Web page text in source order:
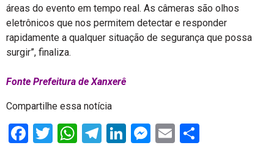
áreas do evento em tempo real. As câmeras são olhos
eletrônicos que nos permitem detectar e responder
rapidamente a qualquer situação de segurança que possa
surgir”, finaliza.
Fonte Prefeitura de Xanxerê
Compartilhe essa notícia
Facebook
Twitter
WhatsApp
Telegram
LinkedIn
Messenger
Email